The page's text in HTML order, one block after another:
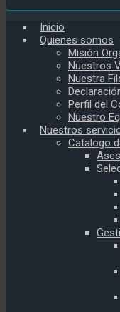
Inicio
Quienes somos
Misión
Nuestros
Nuestra
Perfil del
Nuestro
Nuestros
Catalogo